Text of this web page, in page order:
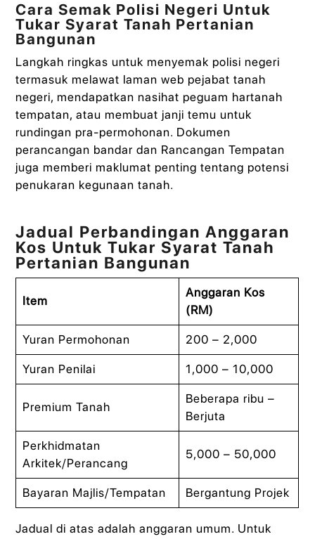
Cara Semak Polisi Negeri Untuk
Tukar Syarat Tanah Pertanian
Bangunan
Langkah ringkas untuk menyemak polisi negeri
termasuk melawat laman web pejabat tanah
negeri, mendapatkan nasihat peguam hartanah
tempatan, atau membuat janji temu untuk
rundingan pra‑permohonan. Dokumen
perancangan bandar dan Rancangan Tempatan
juga memberi maklumat penting tentang potensi
penukaran kegunaan tanah.
Jadual Perbandingan Anggaran
Kos Untuk Tukar Syarat Tanah
Pertanian Bangunan
Item
Anggaran Kos
(RM)
Yuran Permohonan 200 – 2,000
Yuran Penilai 1,000 – 10,000
Premium Tanah
Beberapa ribu –
Berjuta
Perkhidmatan
Arkitek/Perancang
5,000 – 50,000
Bayaran Majlis/Tempatan Bergantung Projek
Jadual di atas adalah anggaran umum. Untuk